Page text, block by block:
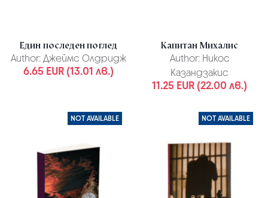
Един последен поглед
Author: Джеймс Олдридж
6.65 EUR (13.01 лв.)
Капитан Михалис
Author: Никос
Казандзакис
11.25 EUR (22.00 лв.)
NOT AVAILABLE NOT AVAILABLE